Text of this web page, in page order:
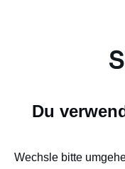
Du
Wechsle bitte